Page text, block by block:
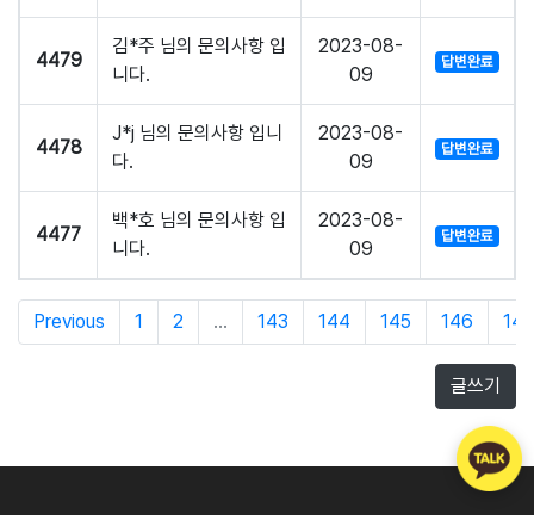
4479
김*주 님의 문의사항 입
니다.
2023-08-
09
답변완료
4478
J*j 님의 문의사항 입니
다.
2023-08-
09
답변완료
4477
백*호 님의 문의사항 입
니다.
2023-08-
09
답변완료
Previous 1 2 ... 143 144 145 146 147
글쓰기